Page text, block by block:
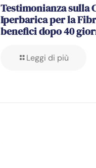
Testimonianza sulla
Iperbarica per la
benefici dopo 40
Leggi di più